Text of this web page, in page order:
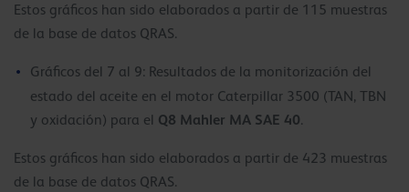
Estos gráficos han sido elaborados a partir de 115 muestras
de la base de datos QRAS.
Gráficos del 7 al 9: Resultados de la monitorización del
estado del aceite en el motor Caterpillar 3500 (TAN, TBN
y oxidación) para el Q8 Mahler MA SAE 40.
Estos gráficos han sido elaborados a partir de 423 muestras
de la base de datos QRAS.